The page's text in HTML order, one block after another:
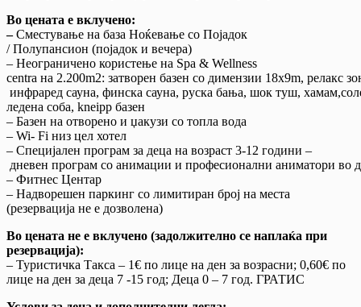
Во цената е вклучено:
–Сместување на база Ноќевање со Појадок
/ Полупансион (појадок и вечера)
– Неограничено користење на Spa & Wellness
centra на 2.200m2: затворен базен со димензии 18x9m, релакс
инфраред сауна, финска сауна, руска бања, шок туш,
ледена соба, kneipp базен
– Базен на отворено и џакузи со топла вода
– Wi- Fi низ цел хотел
– Специјален програм за деца на возраст 3-12 години –
дневен програм со анимации и професионални аниматори во
– Фитнес Центар
– Надворешен паркинг со лимитиран број на места
(резервација не е дозволена)
Во цената не е вклучено (задолжително се наплаќа при
резервација):
– Туристичка Такса – 1€ по лице на ден за возрасни; 0,60€ по
лице на ден за деца 7 -15 год; Деца 0 – 7 год. ГРАТИС